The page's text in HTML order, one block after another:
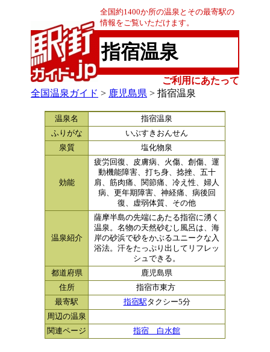
全国約1400か所の温泉とその最寄駅の
情報をご覧いただけます。
指宿温泉
ご利用にあたって
全国温泉ガイド > 鹿児島県 > 指宿温泉
温泉名
指宿温泉
ふりがな
いぶすきおんせん
泉質
塩化物泉
効能
疲労回復、皮膚病、火傷、創傷、運
動機能障害、打ち身、捻挫、五十
肩、筋肉痛、関節痛、冷え性、婦人
病、更年期障害、神経痛、病後回
復、虚弱体質、その他
温泉紹介
薩摩半島の先端にあたる指宿に湧く
温泉。名物の天然砂むし風呂は、海
岸の砂浜で砂をかぶるユニークな入
浴法。汗をたっぷり出してリフレッ
シュできる。
都道府県
鹿児島県
住所
指宿市東方
最寄駅
指宿駅タクシー5分
周辺の温泉
関連ページ
指宿 白水館